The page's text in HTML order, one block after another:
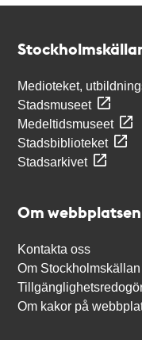
Medioteket,
Stadsmuseet
Medeltidsmuseet
Stadsbiblioteket
Stadsarkivet
Om webbplatsen
Kontakta oss
Om Stockholmskällan
Om kakor på